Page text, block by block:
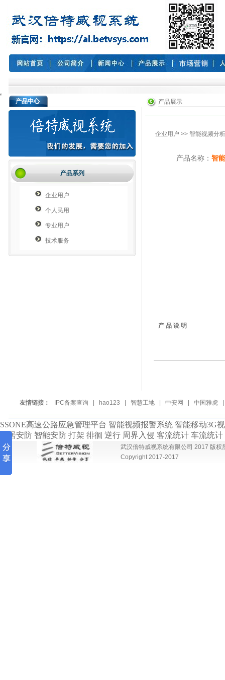
产品中心
产品系列
企业用户
个人民用
专业用户
技术服务
产品展示
企业用户 >> 智能视频分
产品名称： 智
产 品 说 明
友情链接： IPC备案查询 hao123 智慧工地 中安网 中国雅虎
SSONE高速公路应急管理平台 智能视频报警系统 智能移动
家居安防 智能安防 打架 徘徊 逆行 周界入侵 客流统计 车流统
武汉倍特威视系统有限公司 2017 版
Copyright 2017-2017